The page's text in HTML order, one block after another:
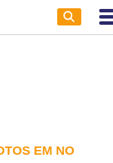
EM NO